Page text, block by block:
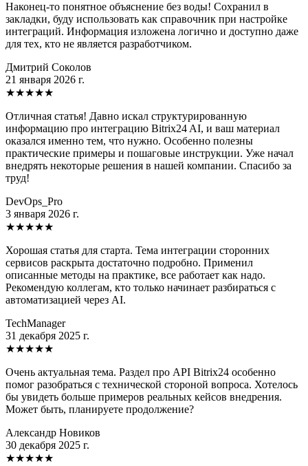
Наконец-то понятное объяснение без воды! Сохранил в
закладки, буду использовать как справочник при настройке
интеграций. Информация изложена логично и доступно даже
для тех, кто не является разработчиком.
Дмитрий Соколов
21 января 2026 г.
★★★★★
Отличная статья! Давно искал структурированную
информацию про интеграцию Bitrix24 AI, и ваш материал
оказался именно тем, что нужно. Особенно полезны
практические примеры и пошаговые инструкции. Уже начал
внедрять некоторые решения в нашей компании. Спасибо за
труд!
DevOps_Pro
3 января 2026 г.
★★★★★
Хорошая статья для старта. Тема интеграции сторонних
сервисов раскрыта достаточно подробно. Применил
описанные методы на практике, все работает как надо.
Рекомендую коллегам, кто только начинает разбираться с
автоматизацией через AI.
TechManager
31 декабря 2025 г.
★★★★★
Очень актуальная тема. Раздел про API Bitrix24 особенно
помог разобраться с технической стороной вопроса. Хотелось
бы увидеть больше примеров реальных кейсов внедрения.
Может быть, планируете продолжение?
Александр Новиков
30 декабря 2025 г.
★★★★★